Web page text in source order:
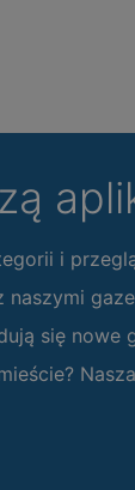
i
naszymi
się nowe